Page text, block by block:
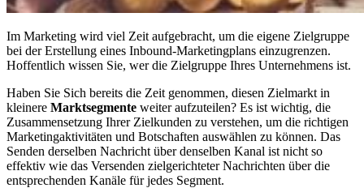
Im Marketing wird viel Zeit aufgebracht, um die eigene Zielgruppe
bei der Erstellung eines Inbound-Marketingplans einzugrenzen.
Hoffentlich wissen Sie, wer die Zielgruppe Ihres Unternehmens ist.
Haben Sie Sich bereits die Zeit genommen, diesen Zielmarkt in
kleinere Marktsegmente weiter aufzuteilen? Es ist wichtig, die
Zusammensetzung Ihrer Zielkunden zu verstehen, um die richtigen
Marketingaktivitäten und Botschaften auswählen zu können. Das
Senden derselben Nachricht über denselben Kanal ist nicht so
effektiv wie das Versenden zielgerichteter Nachrichten über die
entsprechenden Kanäle für jedes Segment.